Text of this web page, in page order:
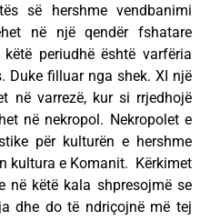
së hershme vendbanimi
në një qendër fshatare
periudhë është varfëria
Duke filluar nga shek. XI një
në varrezë, kur si rrjedhojë
në nekropol. Nekropolet e
për kulturën e hershme
kultura e Komanit. Kërkimet
në këtë kala shpresojmë se
dhe do të ndriçojnë më tej